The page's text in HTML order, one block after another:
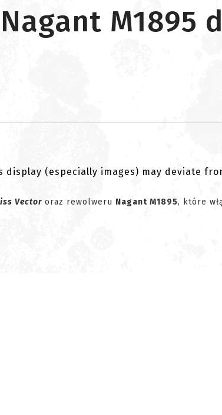
M1895
(especially images) may deviate
Vector oraz rewolweru Nagant M1895, które